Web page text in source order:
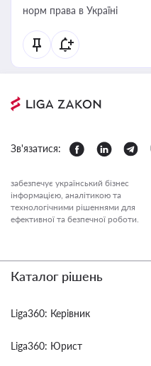
норм права в Україні
Зв'язатися:
забезпечує український бізнес
інформацією, аналітикою та
технологічними рішеннями для
ефективної та безпечної роботи.
Каталог рішень
Liga360: Керівник
Liga360: Юрист